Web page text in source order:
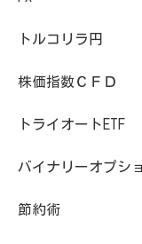
トルコリラ円
株価指数ＣＦＤ
トライオートETF
バイナリーオプシ
節約術